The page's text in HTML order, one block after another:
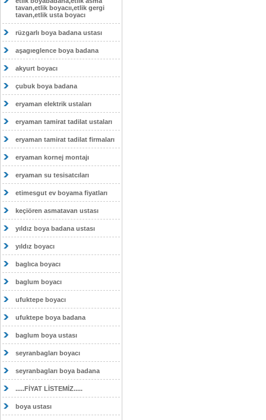
tavan,etlik boyacıı,etlik gergi
tavan,etlik usta boyacı
rüzgarlı boya badana ustası
aşagıeglence boya badana
akyurt boyacı
çubuk boya badana
eryaman elektrik ustaları
eryaman tamirat tadilat ustaları
eryaman tamirat tadilat firmaları
eryaman kornej montajı
eryaman su tesisatcıları
etimesgut ev boyama fiyatları
keçiören asmatavan ustası
yıldız boya badana ustası
yıldız boyacı
baglıca boyacı
baglum boyacı
ufuktepe boyacı
ufuktepe boya badana
baglum boya ustası
seyranbagları boyacı
seyranbagları boya badana
.....FİYAT LİSTEMİZ.....
boya ustası